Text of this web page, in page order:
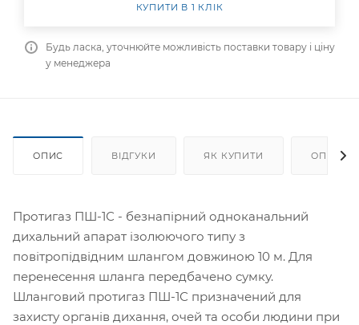
КУПИТИ В 1 КЛІК
Будь ласка, уточнюйте можливість поставки товару і ціну
у менеджера
ОПИС ВІДГУКИ ЯК КУПИТИ ОПЛАТА
Протигаз ПШ-1С - безнапірний одноканальний
дихальний апарат ізолюючого типу з
повітропідвідним шлангом довжиною 10 м. Для
перенесення шланга передбачено сумку.
Шланговий протигаз ПШ-1С призначений для
захисту органів дихання, очей та особи людини при